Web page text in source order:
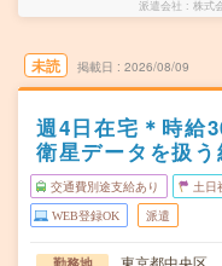
派遣会社 株式
未読 掲載日 2026/08/09
週4日在宅＊時給
衛星データを扱
交通費別途支給あり 土日
WEB登録OK 派遣
東京都中央区